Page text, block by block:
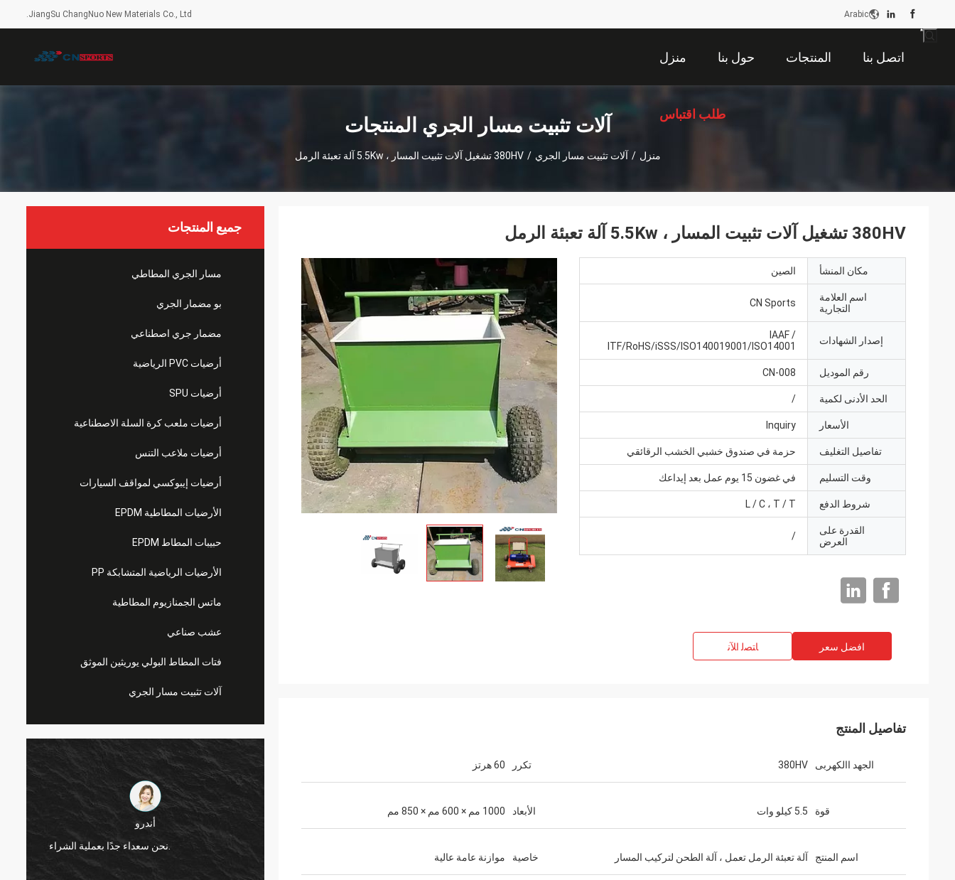
JiangSu ChangNuo New Materials Co., Ltd. Arabic
منزل حول بنا المنتجات اتصل بنا
طلب اقتباس آلات تثبيت مسار الجري المنتجات
منزل / آلات تثبيت مسار الجري / 380HV تشغيل آلات تثبيت المسار ، 5.5Kw آلة تعبئة الرمل
جميع المنتجات
مسار الجري المطاطي
بو مضمار الجري
مضمار جري اصطناعي
أرضيات PVC الرياضية
أرضيات SPU
أرضيات ملعب كرة السلة الاصطناعية
أرضيات ملاعب التنس
أرضيات إيبوكسي لمواقف السيارات
الأرضيات المطاطية EPDM
حبيبات المطاط EPDM
الأرضيات الرياضية المتشابكة PP
ماتس الجمنازيوم المطاطية
عشب صناعي
فتات المطاط البولي يوريثين الموثق
آلات تثبيت مسار الجري
أندرو
جاكسون
380HV تشغيل آلات تثبيت المسار ، 5.5Kw آلة تعبئة الرمل
مكان المنشأ الصين
اسم العلامة
التجارية
CN Sports
إصدار الشهادات
IAAF /
ITF/RoHS/iSSS/ISO140019001/ISO14001
رقم الموديل CN-008
الحد الأدنى لكمية /
الأسعار Inquiry
تفاصيل التغليف حزمة في صندوق خشبي الخشب الرقائقي
وقت التسليم في غضون 15 يوم عمل بعد إيداعك
شروط الدفع L / C ، T / T
القدرة على
العرض
/
افضل سعر ﺎﺘﺼﻟ ﺍﻶﻧ
تفاصيل المنتج
الجهد االكهربى 380HV تكرر 60 هرتز
قوة 5.5 كيلو وات الأبعاد 1000 مم × 600 مم × 850 مم
اسم المنتج آلة تعبئة الرمل تعمل ، آلة الطحن لتركيب المسار خاصية موازنة عامة عالية